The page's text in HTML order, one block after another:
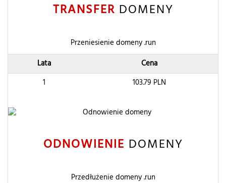
TRANSFER DOMENY
Przeniesienie domeny .run
Lata
Cena
1
103.79 PLN
ODNOWIENIE DOMENY
Przedłużenie domeny .run